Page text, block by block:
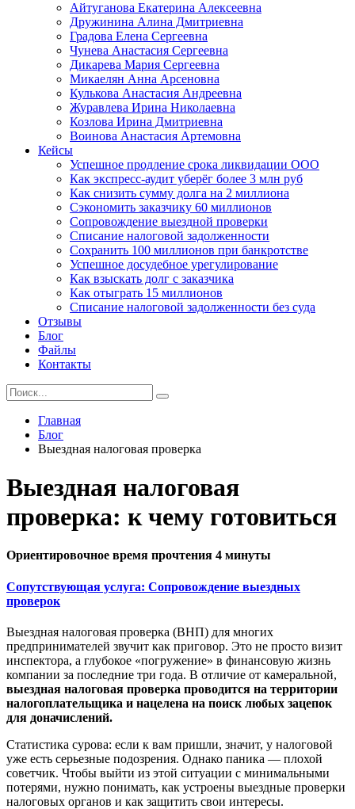
Айтуганова Екатерина Алексеевна
Дружинина Алина Дмитриевна
Градова Елена Сергеевна
Чунева Анастасия Сергеевна
Дикарева Мария Сергеевна
Микаелян Анна Арсеновна
Кулькова Анастасия Андреевна
Журавлева Ирина Николаевна
Козлова Ирина Дмитриевна
Воинова Анастасия Артемовна
Кейсы
Успешное продление срока ликвидации ООО
Как экспресс-аудит уберёг более 3 млн руб
Как снизить сумму долга на 2 миллиона
Сэкономить заказчику 60 миллионов
Сопровождение выездной проверки
Списание налоговой задолженности
Сохранить 100 миллионов при банкротстве
Успешное досудебное урегулирование
Как взыскать долг с заказчика
Как отыграть 15 миллионов
Списание налоговой задолженности без суда
Отзывы
Блог
Файлы
Контакты
Главная
Блог
Выездная налоговая проверка
Выездная налоговая
проверка: к чему готовиться
Ориентировочное время прочтения 4 минуты
Сопутствующая услуга: Сопровождение выездных
проверок
Выездная налоговая проверка (ВНП) для многих
предпринимателей звучит как приговор. Это не просто визит
инспектора, а глубокое «погружение» в финансовую жизнь
компании за последние три года. В отличие от камеральной,
выездная налоговая проверка проводится на территории
налогоплательщика и нацелена на поиск любых зацепок
для доначислений.
Статистика сурова: если к вам пришли, значит, у налоговой
уже есть серьезные подозрения. Однако паника — плохой
советчик. Чтобы выйти из этой ситуации с минимальными
потерями, нужно понимать, как устроены выездные проверки
налоговых органов и как защитить свои интересы.